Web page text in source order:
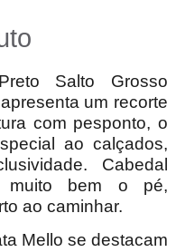
Salto Grosso
um recorte
com pesponto, o
ao calçados,
Cabedal
muito bem o pé,
ao caminhar.
Mello se destacam